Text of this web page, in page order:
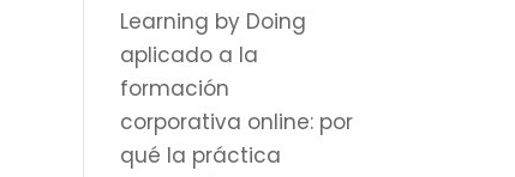
Learning by Doing
aplicado a la
formación
corporativa online: por
qué la práctica